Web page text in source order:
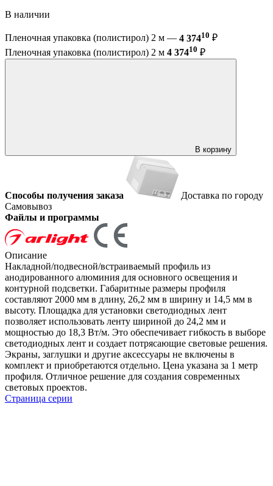
В наличии
Пленочная упаковка (полистирол) 2 м — 4 37410 ₽
Пленочная упаковка (полистирол) 2 м 4 37410 ₽
В корзину
Способы получения заказа
Доставка по городу
Самовывоз
Файлы и программы
Описание
Накладной/подвесной/встраиваемый профиль из
анодированного алюминия для основного освещения и
контурной подсветки. Габаритные размеры профиля
составляют 2000 мм в длину, 26,2 мм в ширину и 14,5 мм в
высоту. Площадка для установки светодиодных лент
позволяет использовать ленту шириной до 24,2 мм и
мощностью до 18,3 Вт/м. Это обеспечивает гибкость в выборе
светодиодных лент и создает потрясающие световые решения.
Экраны, заглушки и другие аксессуары не включены в
комплект и приобретаются отдельно. Цена указана за 1 метр
профиля. Отличное решение для создания современных
световых проектов.
Страница серии